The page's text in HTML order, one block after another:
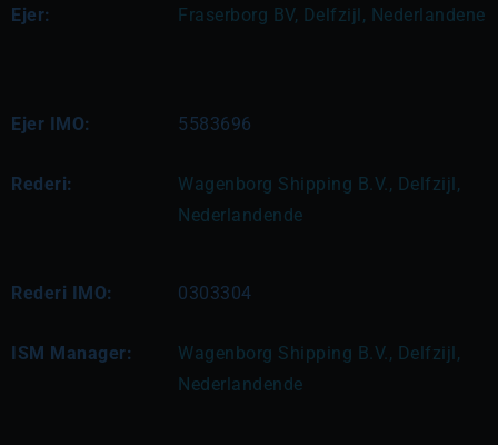
Ejer: Fraserborg BV, Delfzijl, Nederlandene
Ejer IMO: 5583696
Rederi:
Wagenborg Shipping B.V., Delfzijl,
Nederlandende
Rederi IMO: 0303304
ISM Manager:
Wagenborg Shipping B.V., Delfzijl,
Nederlandende